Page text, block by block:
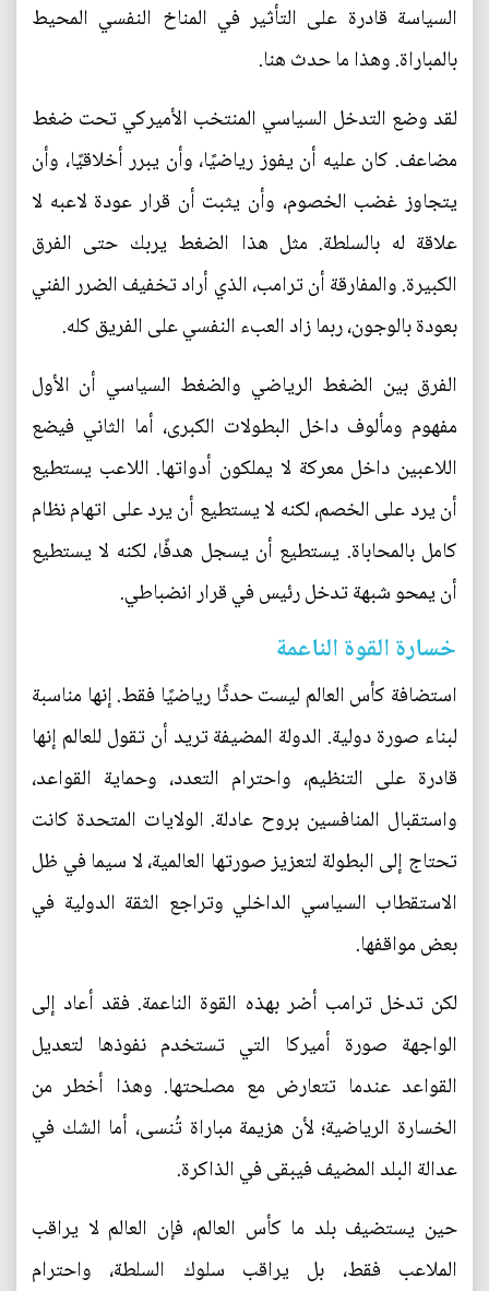
السياسة قادرة على التأثير في المناخ النفسي المحيط
بالمباراة. وهذا ما حدث هنا.
لقد وضع التدخل السياسي المنتخب الأميركي تحت ضغط
مضاعف. كان عليه أن يفوز رياضيًا، وأن يبرر أخلاقيًا، وأن
يتجاوز غضب الخصوم، وأن يثبت أن قرار عودة لاعبه لا
علاقة له بالسلطة. مثل هذا الضغط يربك حتى الفرق
الكبيرة. والمفارقة أن ترامب، الذي أراد تخفيف الضرر الفني
بعودة بالوجون، ربما زاد العبء النفسي على الفريق كله.
الفرق بين الضغط الرياضي والضغط السياسي أن الأول
مفهوم ومألوف داخل البطولات الكبرى، أما الثاني فيضع
اللاعبين داخل معركة لا يملكون أدواتها. اللاعب يستطيع
أن يرد على الخصم، لكنه لا يستطيع أن يرد على اتهام نظام
كامل بالمحاباة. يستطيع أن يسجل هدفًا، لكنه لا يستطيع
أن يمحو شبهة تدخل رئيس في قرار انضباطي.
خسارة القوة الناعمة
استضافة كأس العالم ليست حدثًا رياضيًا فقط. إنها مناسبة
لبناء صورة دولية. الدولة المضيفة تريد أن تقول للعالم إنها
قادرة على التنظيم، واحترام التعدد، وحماية القواعد،
واستقبال المنافسين بروح عادلة. الولايات المتحدة كانت
تحتاج إلى البطولة لتعزيز صورتها العالمية، لا سيما في ظل
الاستقطاب السياسي الداخلي وتراجع الثقة الدولية في
بعض مواقفها.
لكن تدخل ترامب أضر بهذه القوة الناعمة. فقد أعاد إلى
الواجهة صورة أميركا التي تستخدم نفوذها لتعديل
القواعد عندما تتعارض مع مصلحتها. وهذا أخطر من
الخسارة الرياضية؛ لأن هزيمة مباراة تُنسى، أما الشك في
عدالة البلد المضيف فيبقى في الذاكرة.
حين يستضيف بلد ما كأس العالم، فإن العالم لا يراقب
الملاعب فقط، بل يراقب سلوك السلطة، واحترام